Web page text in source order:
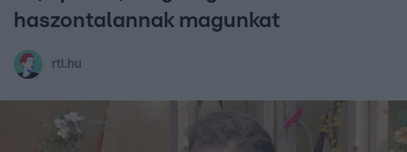
haszontalannak magunkat
rtl.hu